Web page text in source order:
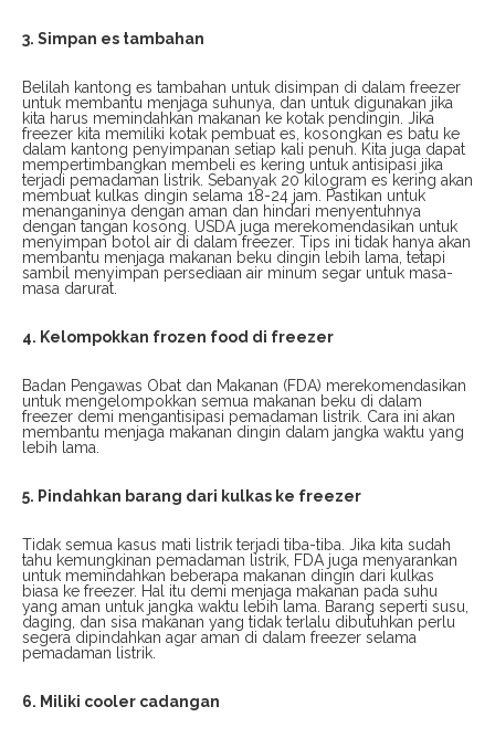
3. Simpan es tambahan
Belilah kantong es tambahan untuk disimpan di dalam freezer
untuk membantu menjaga suhunya, dan untuk digunakan jika
kita harus memindahkan makanan ke kotak pendingin. Jika
freezer kita memiliki kotak pembuat es, kosongkan es batu ke
dalam kantong penyimpanan setiap kali penuh. Kita juga dapat
mempertimbangkan membeli es kering untuk antisipasi jika
terjadi pemadaman listrik. Sebanyak 20 kilogram es kering akan
membuat kulkas dingin selama 18-24 jam. Pastikan untuk
menanganinya dengan aman dan hindari menyentuhnya
dengan tangan kosong. USDA juga merekomendasikan untuk
menyimpan botol air di dalam freezer. Tips ini tidak hanya akan
membantu menjaga makanan beku dingin lebih lama, tetapi
sambil menyimpan persediaan air minum segar untuk masa-
masa darurat.
4. Kelompokkan frozen food di freezer
Badan Pengawas Obat dan Makanan (FDA) merekomendasikan
untuk mengelompokkan semua makanan beku di dalam
freezer demi mengantisipasi pemadaman listrik. Cara ini akan
membantu menjaga makanan dingin dalam jangka waktu yang
lebih lama.
5. Pindahkan barang dari kulkas ke freezer
Tidak semua kasus mati listrik terjadi tiba-tiba. Jika kita sudah
tahu kemungkinan pemadaman listrik, FDA juga menyarankan
untuk memindahkan beberapa makanan dingin dari kulkas
biasa ke freezer. Hal itu demi menjaga makanan pada suhu
yang aman untuk jangka waktu lebih lama. Barang seperti susu,
daging, dan sisa makanan yang tidak terlalu dibutuhkan perlu
segera dipindahkan agar aman di dalam freezer selama
pemadaman listrik.
6. Miliki cooler cadangan